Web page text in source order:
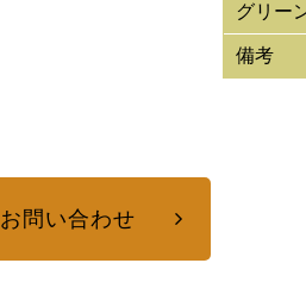
グリー
備考
お問い合わせ